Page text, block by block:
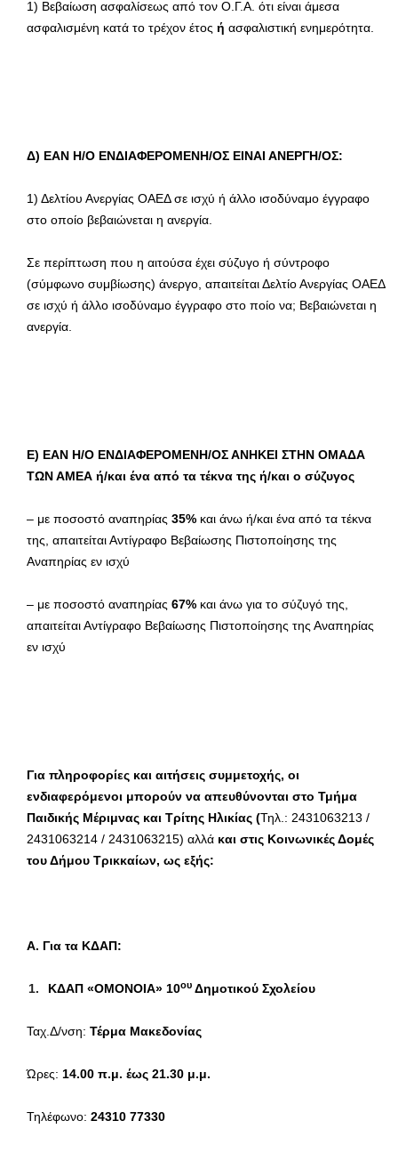
1) Βεβαίωση ασφαλίσεως από τον Ο.Γ.Α. ότι είναι άμεσα
ασφαλισμένη κατά το τρέχον έτος ή ασφαλιστική ενημερότητα.
Δ) ΕΑΝ Η/Ο ΕΝΔΙΑΦΕΡΟΜΕΝΗ/ΟΣ ΕΙΝΑΙ ΑΝΕΡΓΗ/ΟΣ:
1) Δελτίου Ανεργίας ΟΑΕΔ σε ισχύ ή άλλο ισοδύναμο έγγραφο
στο οποίο βεβαιώνεται η ανεργία.
Σε περίπτωση που η αιτούσα έχει σύζυγο ή σύντροφο
(σύμφωνο συμβίωσης) άνεργο, απαιτείται Δελτίο Ανεργίας ΟΑΕΔ
σε ισχύ ή άλλο ισοδύναμο έγγραφο στο ποίο να; Βεβαιώνεται η
ανεργία.
Ε) ΕΑΝ Η/Ο ΕΝΔΙΑΦΕΡΟΜΕΝΗ/ΟΣ ΑΝΗΚΕΙ ΣΤΗΝ ΟΜΑΔΑ
ΤΩΝ ΑΜΕΑ ή/και ένα από τα τέκνα της ή/και ο σύζυγος
– με ποσοστό αναπηρίας 35% και άνω ή/και ένα από τα τέκνα
της, απαιτείται Αντίγραφο Βεβαίωσης Πιστοποίησης της
Αναπηρίας εν ισχύ
– με ποσοστό αναπηρίας 67% και άνω για το σύζυγό της,
απαιτείται Αντίγραφο Βεβαίωσης Πιστοποίησης της Αναπηρίας
εν ισχύ
Για πληροφορίες και αιτήσεις συμμετοχής, οι
ενδιαφερόμενοι μπορούν να απευθύνονται στο Τμήμα
Παιδικής Μέριμνας και Τρίτης Ηλικίας (Τηλ.: 2431063213 /
2431063214 / 2431063215) αλλά και στις Κοινωνικές Δομές
του Δήμου Τρικκαίων, ως εξής:
Α. Για τα ΚΔΑΠ:
ΚΔΑΠ «ΟΜΟΝΟΙΑ» 10ου Δημοτικού Σχολείου
Ταχ.Δ/νση: Τέρμα Μακεδονίας
Ώρες: 14.00 π.μ. έως 21.30 μ.μ.
Τηλέφωνο: 24310 77330